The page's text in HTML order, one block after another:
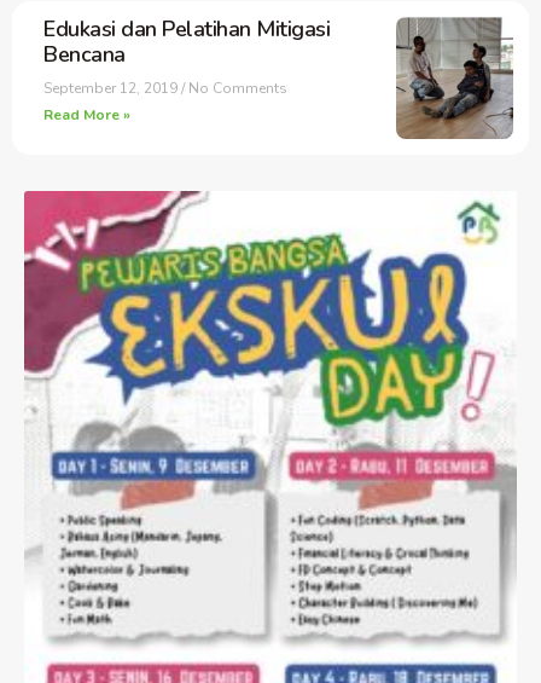
Edukasi dan Pelatihan Mitigasi
Bencana
September 12, 2019 No Comments
Read More »